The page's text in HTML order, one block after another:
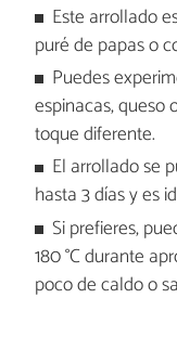
Este arrollado
puré de papas o
Puedes
espinacas, queso
toque diferente.
El arrollado se
hasta 3 días y es
Si prefieres,
180 °C durante
poco de caldo o